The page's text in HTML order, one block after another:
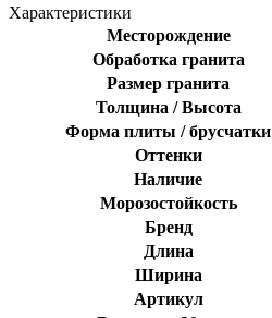
Характеристики
Месторождение
Обработка гранита
Размер гранита
Толщина / Высота
Форма плиты / брусчатки
Оттенки
Наличие
Морозостойкость
Бренд
Длина
Ширина
Артикул